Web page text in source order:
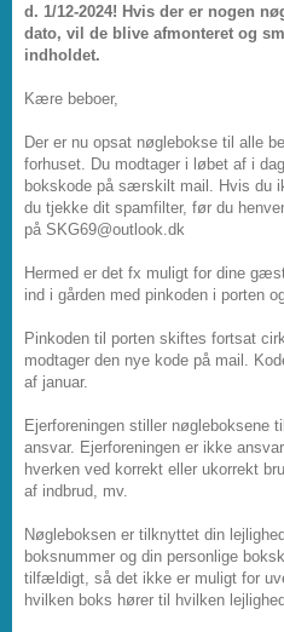
d. 1/12-2024! Hvis der er nogen
dato, vil de blive afmonteret og
indholdet.
Kære beboer,
Der er nu opsat nøglebokse til alle
forhuset. Du modtager i løbet af i
bokskode på særskilt mail. Hvis du
du tjekke dit spamfilter, før du
på SKG69@outlook.dk
Hermed er det fx muligt for dine
ind i gården med pinkoden i porten
Pinkoden til porten skiftes fortsat
modtager den nye kode på mail.
af januar.
Ejerforeningen stiller nøgleboksene
ansvar. Ejerforeningen er ikke
hverken ved korrekt eller ukorrekt
af indbrud, mv.
Nøgleboksen er tilknyttet din
boksnummer og din personlige
tilfældigt, så det ikke er muligt for
hvilken boks hører til hvilken